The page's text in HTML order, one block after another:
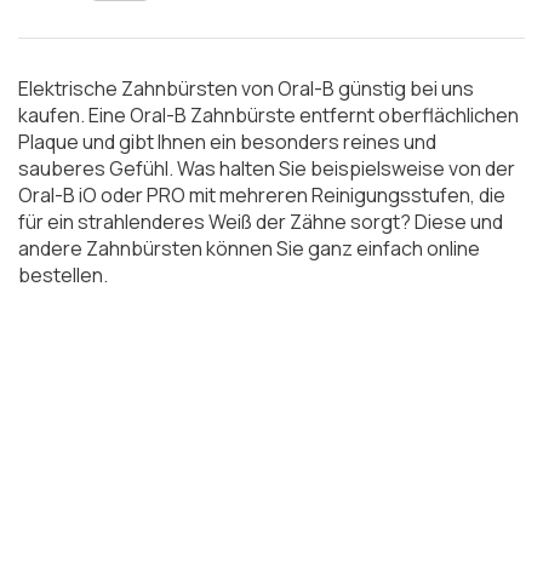
Elektrische Zahnbürsten von Oral-B günstig bei uns
kaufen. Eine Oral-B Zahnbürste entfernt oberflächlichen
Plaque und gibt Ihnen ein besonders reines und
sauberes Gefühl. Was halten Sie beispielsweise von der
Oral-B iO oder PRO mit mehreren Reinigungsstufen, die
für ein strahlenderes Weiß der Zähne sorgt? Diese und
andere Zahnbürsten können Sie ganz einfach online
bestellen.